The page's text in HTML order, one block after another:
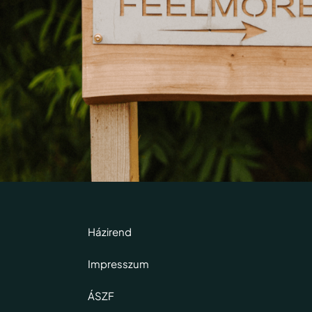
Házirend
Impresszum
ÁSZF